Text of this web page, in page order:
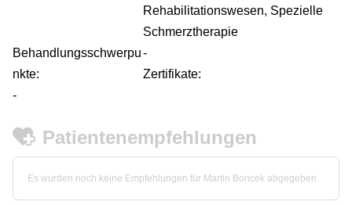
Rehabilitationswesen, Spezielle
Schmerztherapie
Behandlungsschwerpu
nkte:
-
Zertifikate:
-
Patientenempfehlungen
Es wurden noch keine Empfehlungen für Martin Boncek abgegeben.